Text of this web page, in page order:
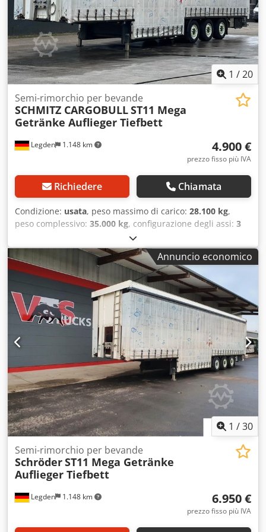
a vuoto: 6900 kg Salvo errori e vendite precedenti.
1 /20
Legden 1.148 km
Semi-rimorchio per bevande
SCHMITZ CARGOBULLST11 Mega
Getränke Auflieger Tiefbett
4.900 €
prezzo fisso più IVA
Richiedere Chiamata
Condizione: usata, peso massimo di carico: 28.100 kg,
peso complessivo: 35.000 kg, configurazione degli assi: 3
, prima immatricolazione:12/2014
carico:13.240 mm, larghezza vano di carico:2.490 mm,
altezza vano di carico:3.500 mm, larghezza totale:2.550
mm, altezza totale:4.000 mm, Equipaggiamento:
Schröder Wiesmoor ST 11/24 P4-13,5, semirimorchio per il
trasporto di bevande Numero di telaio: 3512 - Revisione
scaduta Djdozdbkqopfx Abvjkr - 2 assi sollevabili -
Pneumatici 385/55R22.5 - Tetto sollevabile - Assi BWP -
Immatricolazione: 07/2021 - Area di carico 1: 3,34 m x 2,49
m - Area di carico 2: 3,30 m x 3,50 m - Area di carico 3: 6,60
m x 2,68 m - Peso a vuoto: 6900 kg Salvo errori e vendita.
Annuncio economico
1 /30
Legden 1.148 km
Semi-rimorchio per bevande
SchröderST11 Mega Getränke
Auflieger Tiefbett
6.950 €
prezzo fisso più IVA